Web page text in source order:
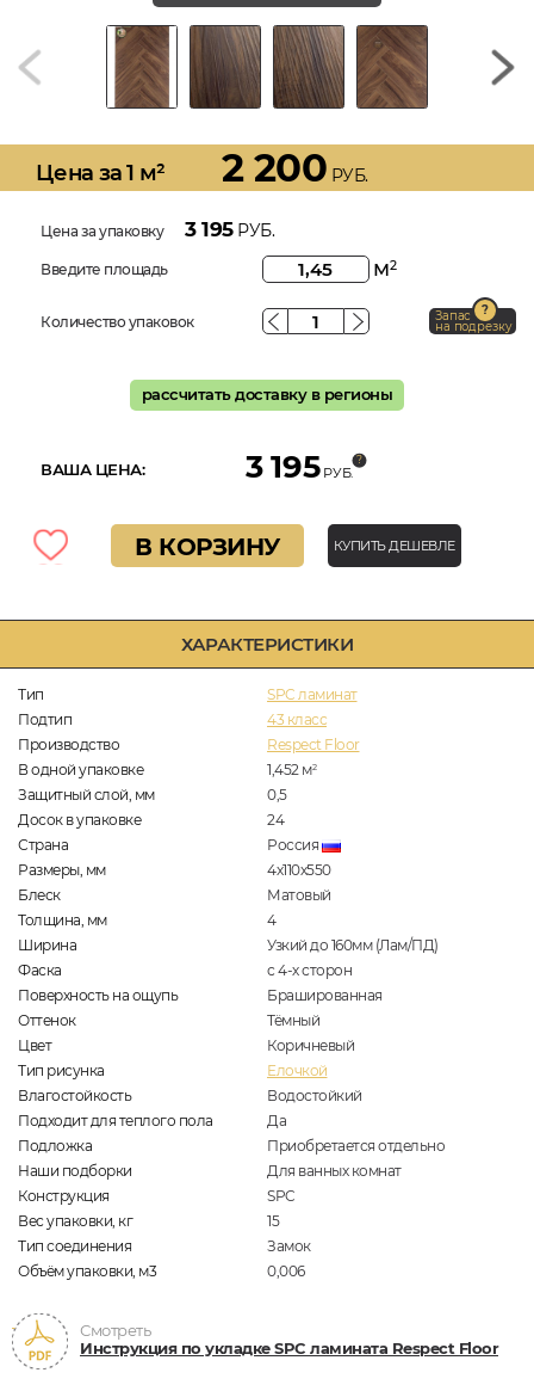
ХАРАКТЕРИСТИКИ
Тип
SPC ламинат
Подтип
43 класс
Производство
Respect Floor
В одной упаковке
1,452 м2
Защитный слой, мм
0,5
Досок в упаковке
24
Страна
Россия
Размеры, мм
4х110х550
Блеск
Матовый
Толщина, мм
4
Ширина
Узкий до 160мм (Лам/ПД)
Фаска
с 4-х сторон
Поверхность на ощупь
Брашированная
Оттенок
Тёмный
Цвет
Коричневый
Тип рисунка
Елочкой
Влагостойкость
Водостойкий
Подходит для теплого пола
Да
Подложка
Приобретается отдельно
Наши подборки
Для ванных комнат
Конструкция
SPC
Вес упаковки, кг
15
Тип соединения
Замок
Объём упаковки, м3
0,006
Смотреть
Инструкция по укладке SPC ламината Respect Floor
Цена за 1 м² 2 200 РУБ.
Цена за упаковку 3 195РУБ.
Введите площадь м2
Количество упаковок Запас
на подрезку
рассчитать доставку в регионы
ВАША ЦЕНА: 3 195 РУБ.
В КОРЗИНУ КУПИТЬ ДЕШЕВЛЕ